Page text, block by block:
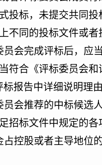
投标，未提交共同
不同的投标文件或
员会完成评标后，应
符合《评标委员会
报告中详细说明理
员会推荐的中标候选
招标文件中规定的
占控股或者主导地位